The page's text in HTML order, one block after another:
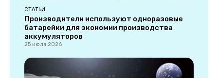
СТАТЬИ
Производители используют одноразовые
батарейки для экономии производства
аккумуляторов
25 июля 2026